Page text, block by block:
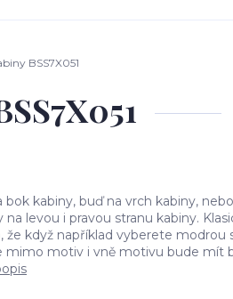
BSS7X051
kabiny, buď na vrch kabiny,
levou i pravou stranu kabiny.
že když například vyberete modrou
mimo motiv i vně motivu bude mít